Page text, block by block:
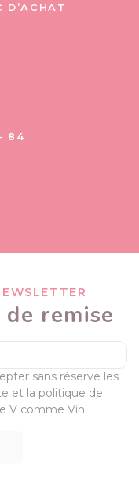
D’ACHAT
84
remise
sans réserve les
et la politique de
V comme Vin.